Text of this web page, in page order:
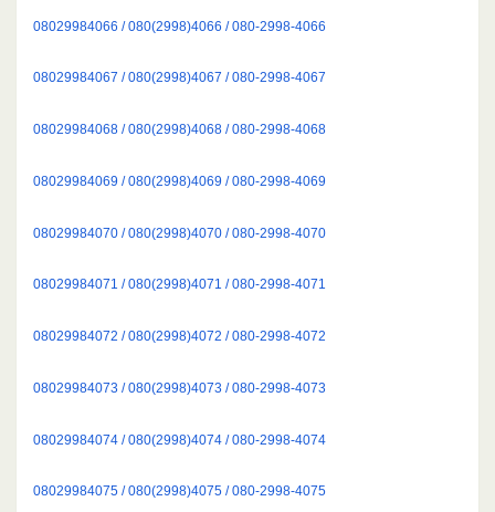
08029984066 / 080(2998)4066 / 080-2998-4066
08029984067 / 080(2998)4067 / 080-2998-4067
08029984068 / 080(2998)4068 / 080-2998-4068
08029984069 / 080(2998)4069 / 080-2998-4069
08029984070 / 080(2998)4070 / 080-2998-4070
08029984071 / 080(2998)4071 / 080-2998-4071
08029984072 / 080(2998)4072 / 080-2998-4072
08029984073 / 080(2998)4073 / 080-2998-4073
08029984074 / 080(2998)4074 / 080-2998-4074
08029984075 / 080(2998)4075 / 080-2998-4075